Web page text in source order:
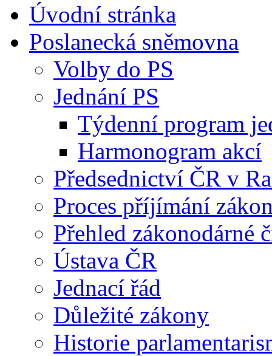
Úvodní stránka
Poslanecká sněmovna
Volby do PS
Jednání PS
Týdenní program
Harmonogram akcí
Předsednictví ČR v
Proces příjímání
Přehled zákonodárné
Ústava ČR
Jednací řád
Důležité zákony
Historie